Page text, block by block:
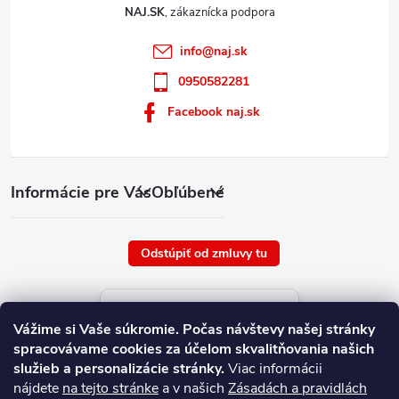
Vážime si Vaše súkromie. Počas návštevy našej stránky
spracovávame cookies za účelom skvalitňovania našich
služieb a personalizácie stránky.Viac informácii
nájdete na tejto stránke a v našich Zásadách a pravidlách
Informácie pre VásObľúbené
NAJ.SK
info@naj.sk
0950582281
Facebook naj.sk
Odstúpiť od zmluvy tu
Aktuálne ceny tovaru
platné od : 8/8/2026